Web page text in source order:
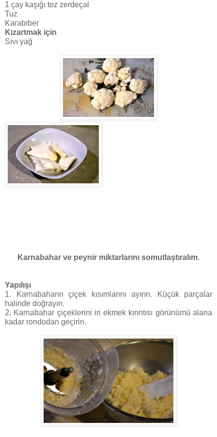
1 çay kaşığı toz zerdeçal
Tuz
Karabiber
Kızartmak için
Sıvı yağ
Karnabahar ve peynir miktarlarını somutlaştıralım.
Yapılışı
1. Karnabaharın çiçek kısımlarını ayırın. Küçük parçalar
halinde doğrayın.
2. Karnabahar çiçeklerini iri ekmek kırıntısı görünümü alana
kadar rondodan geçirin.